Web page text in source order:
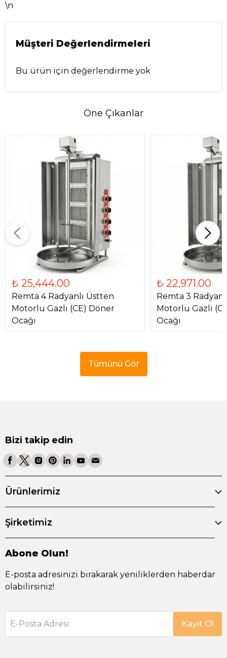
\n
Müşteri Değerlendirmeleri
Bu ürün için değerlendirme yok
Öne Çıkanlar
₺ 25,444.00
Remta 4 Radyanlı Üstten
Motorlu Gazlı (CE) Döner
Ocağı
₺ 22,971.00
Remta 3
Motorlu Gazlı
Ocağı
Tümünü Gör
Bizi takip edin
Ürünlerimiz
Şirketimiz
Abone Olun!
E-posta adresinizi bırakarak yeniliklerden haberdar
olabilirsiniz!
E-Posta Adresi Kayıt Ol